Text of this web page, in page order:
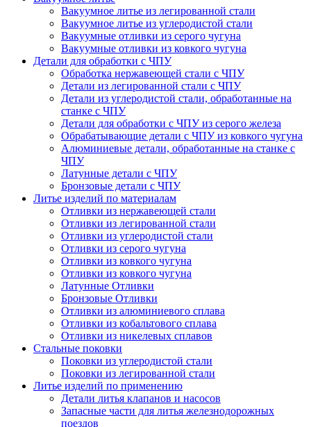
Вакуумное литье из легированной стали
Вакуумное литье из углеродистой стали
Вакуумные отливки из серого чугуна
Вакуумные отливки из ковкого чугуна
Детали для обработки с ЧПУ
Обработка нержавеющей стали с ЧПУ
Детали из легированной стали с ЧПУ
Детали из углеродистой стали, обработанные на
станке с ЧПУ
Детали для обработки с ЧПУ из серого железа
Обрабатывающие детали с ЧПУ из ковкого чугуна
Алюминиевые детали, обработанные на станке с
ЧПУ
Латунные детали с ЧПУ
Бронзовые детали с ЧПУ
Литье изделий по материалам
Отливки из нержавеющей стали
Отливки из легированной стали
Отливки из углеродистой стали
Отливки из серого чугуна
Отливки из ковкого чугуна
Отливки из ковкого чугуна
Латунные Отливки
Бронзовые Отливки
Отливки из алюминиевого сплава
Отливки из кобальтового сплава
Отливки из никелевых сплавов
Стальные поковки
Поковки из углеродистой стали
Поковки из легированной стали
Литье изделий по применению
Детали литья клапанов и насосов
Запасные части для литья железнодорожных
поездов